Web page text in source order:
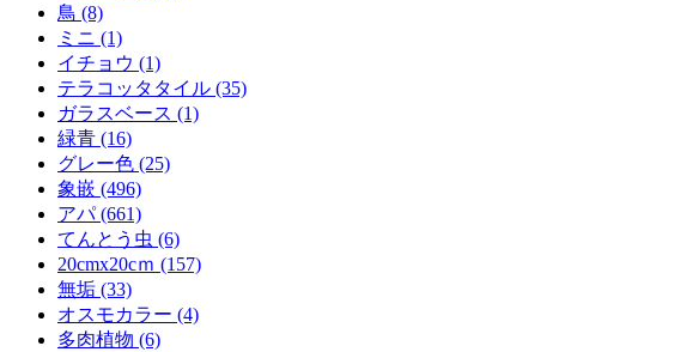
鳥 (8)
ミニ (1)
イチョウ (1)
テラコッタタイル (35)
ガラスベース (1)
緑青 (16)
グレー色 (25)
象嵌 (496)
アパ (661)
てんとう虫 (6)
20cmx20cｍ (157)
無垢 (33)
オスモカラー (4)
多肉植物 (6)